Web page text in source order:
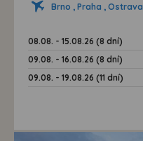
Brno , Praha , Ostrava
08.08. - 15.08.26 (8 dní)
09.08. - 16.08.26 (8 dní)
09.08. - 19.08.26 (11 dní)